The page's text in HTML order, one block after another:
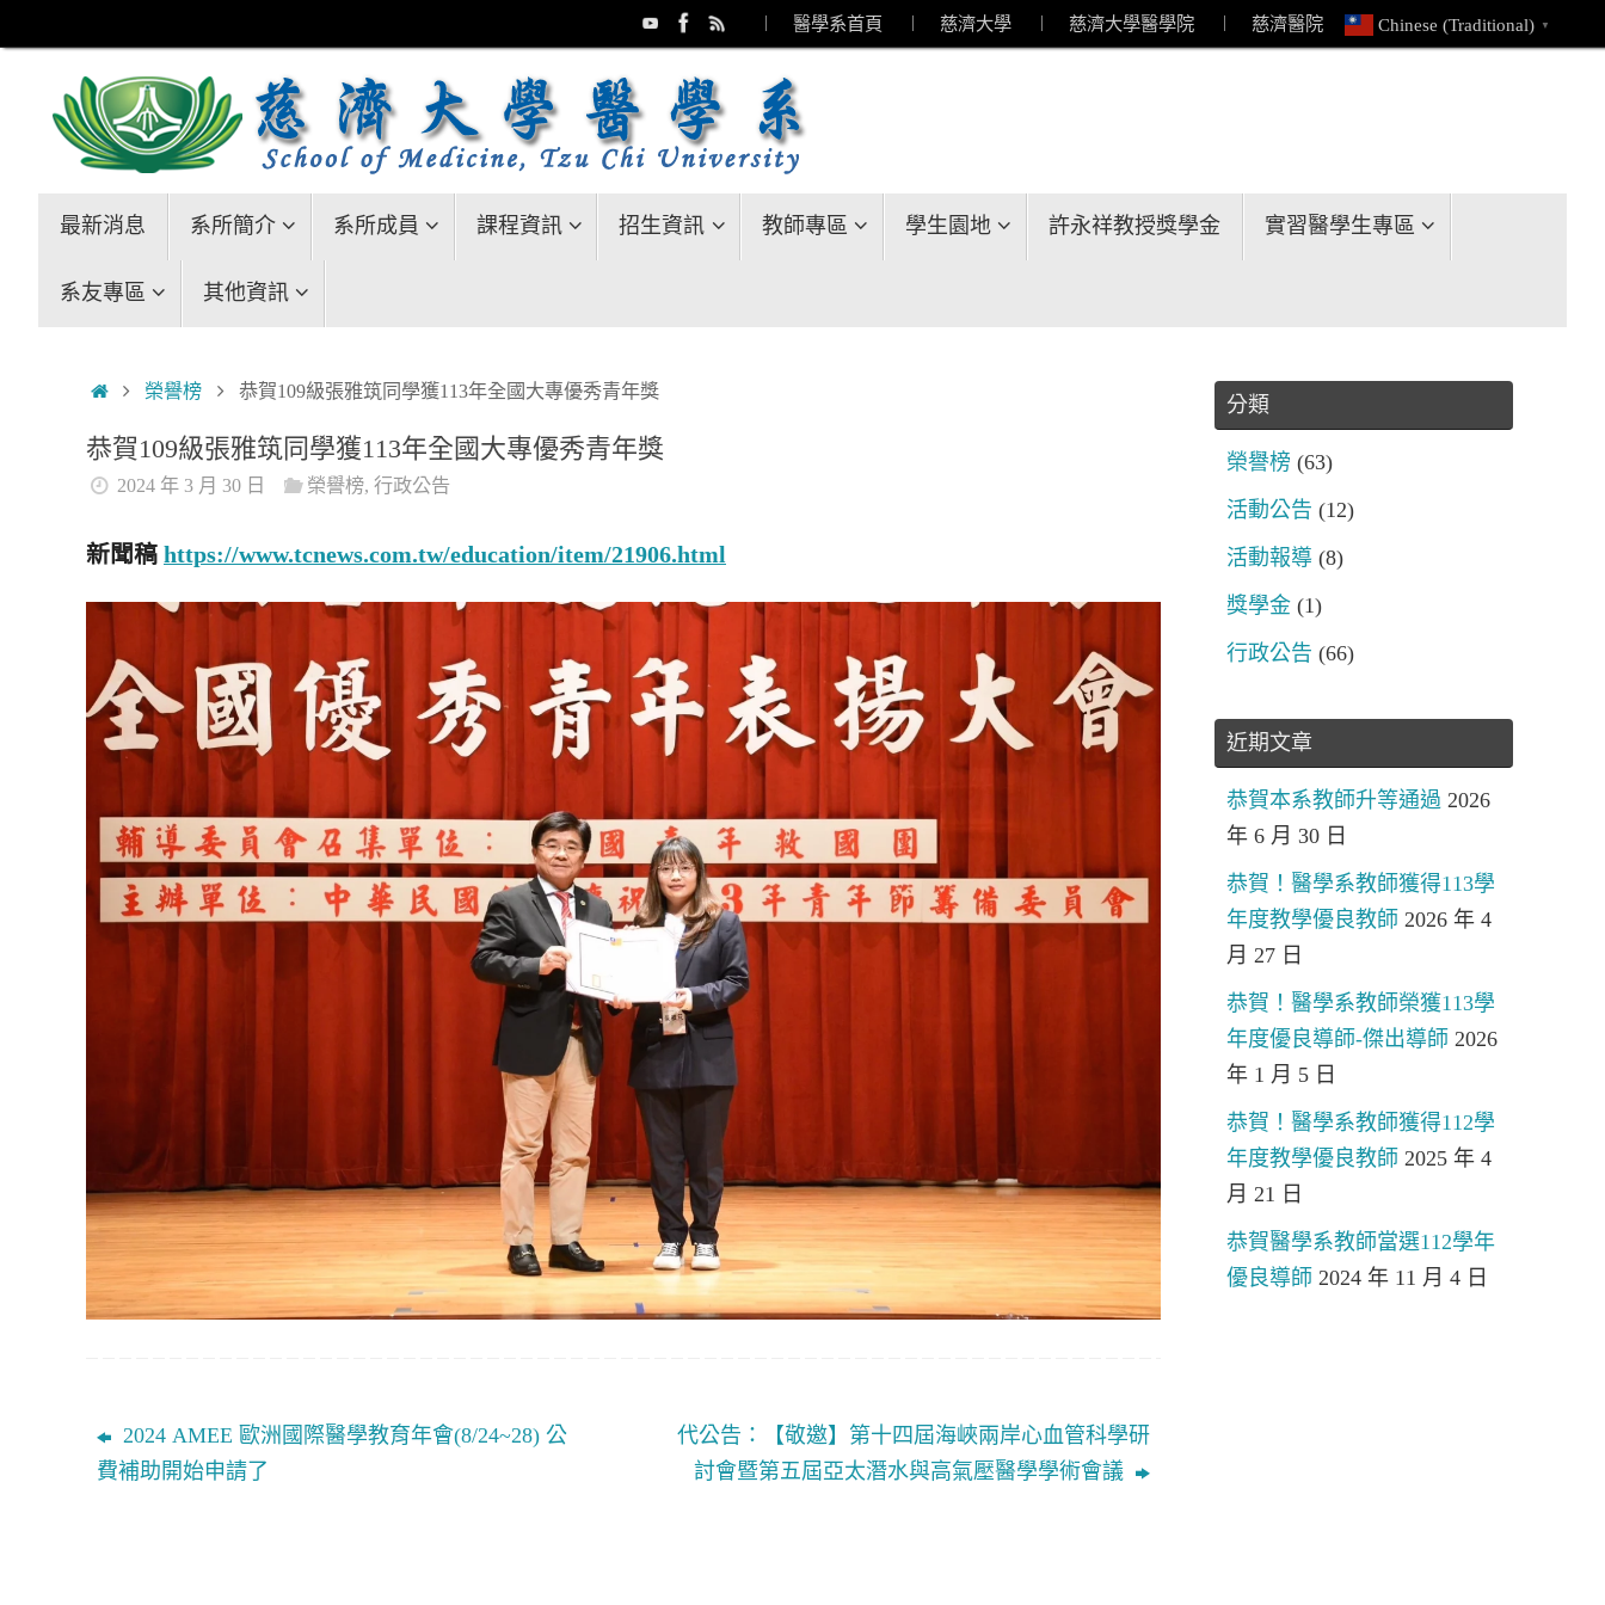
to
︱ 醫學系首頁 ︱ 慈濟大學 ︱ 慈濟大學醫學院 ︱ 慈濟醫院 Chinese (Traditional) ▼
最新消息 系所簡介 系所成員 課程資訊 招生資訊 教師專區 學生園地 許永祥教授獎學金 實習醫學生專區
系友專區 其他資訊
Home榮譽榜 恭賀109級張雅筑同學獲113年全國大專優秀青年獎
恭賀109級張雅筑同學獲113年全國大專優秀青年獎
2024 年 3 月 30 日 榮譽榜, 行政公告
新聞稿 https://www.tcnews.com.tw/education/item/21906.html
2024 AMEE 歐洲國際醫學教育年會(8/24~28) 公
費補助開始申請了
代公告：【敬邀】第十四屆海峽兩岸心血管科學研
討會暨第五屆亞太潛水與高氣壓醫學學術會議
分類
榮譽榜 (63)
活動公告 (12)
活動報導 (8)
獎學金 (1)
行政公告 (66)
近期文章
恭賀本系教師升等通過 2026
年 6 月 30 日
恭賀！醫學系教師獲得113學
年度教學優良教師 2026 年 4
月 27 日
恭賀！醫學系教師榮獲113學
年度優良導師-傑出導師 2026
年 1 月 5 日
恭賀！醫學系教師獲得112學
年度教學優良教師 2025 年 4
月 21 日
恭賀醫學系教師當選112學年
優良導師 2024 年 11 月 4 日